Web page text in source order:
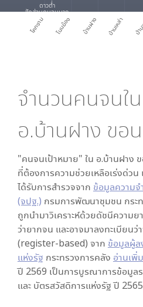
โคกงาม โนนฆ้อง บ้านฝาง บ้านเหล่า ป่า
ดาวต่ำ
สัดส่วนคนจนมาก
จำนวนคนจนใน
อ.บ้านฝาง ขอ
"คนจนเป้าหมาย" ใน อ.บ้านฝาง
ที่ต้องการความช่วยเหลือเร่งด่ว
ได้รับการสำรวจจาก ข้อมูลความ
(จปฐ.) กรมการพัฒนาชุมชน กระ
ถูกนำมาวิเคราะห์ด้วยดัชนีความ
ว่ายากจน และอาจมาลงทะเบียน
(register-based) จาก ข้อมูลผู้ล
แห่งรัฐ กระทรวงการคลัง อ่านเพิ่
ปี 2569 เป็นการบูรณาการข้อมูล
และ บัตรสวัสดิการแห่งรัฐ ปี 2565